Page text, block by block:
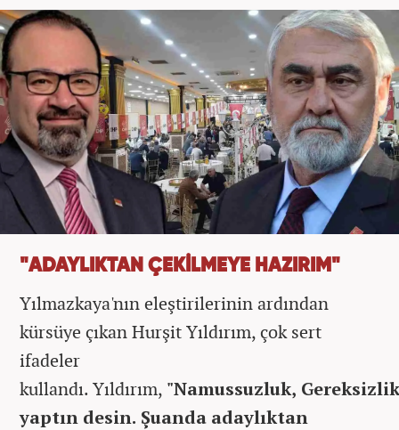
"ADAYLIKTAN ÇEKİLMEYE HAZIRIM"
Yılmazkaya'nın eleştirilerinin ardından
kürsüye çıkan Hurşit Yıldırım, çok sert
ifadeler
kullandı.Yıldırım, "Namussuzluk, Gereksizlik
yaptın desin. Şuanda adaylıktan